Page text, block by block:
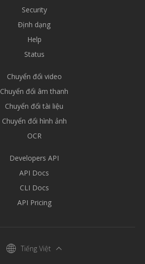
Security
Định dạng
Help
Status
Chuyển đổi video
Chuyển đổi âm thanh
Chuyển đổi tài liệu
Chuyển đổi hình ảnh
OCR
Developers API
API Docs
CLI Docs
API Pricing
Tiếng Việt